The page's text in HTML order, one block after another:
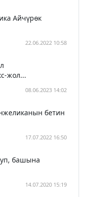
Айчүрөк
22.06.2022 10:58
жол...
08.06.2023 14:02
бетин
17.07.2022 16:50
башына
14.07.2020 15:19